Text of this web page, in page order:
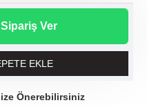
Ver
EKLE
Önerebilirsiniz